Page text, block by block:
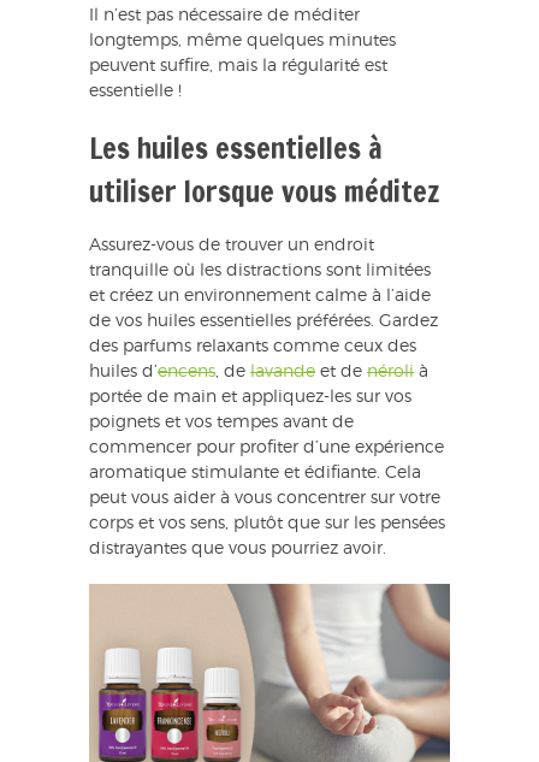
Il n’est pas nécessaire de méditer
longtemps, même quelques minutes
peuvent suffire, mais la régularité est
essentielle !
Les huiles essentielles à
utiliser lorsque vous méditez
Assurez-vous de trouver un endroit
tranquille où les distractions sont limitées
et créez un environnement calme à l’aide
de vos huiles essentielles préférées. Gardez
des parfums relaxants comme ceux des
huiles d’encens , de lavande et de néroli à
portée de main et appliquez-les sur vos
poignets et vos tempes avant de
commencer pour profiter d’une expérience
aromatique stimulante et édifiante. Cela
peut vous aider à vous concentrer sur votre
corps et vos sens, plutôt que sur les pensées
distrayantes que vous pourriez avoir.